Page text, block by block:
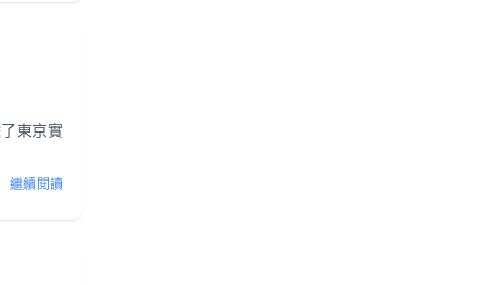
東京實
繼續閱讀